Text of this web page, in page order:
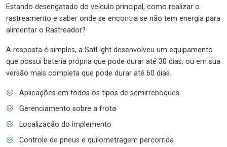
Estando desengatado do veículo principal, como realizar o
rastreamento e saber onde se encontra se não tem energia para
alimentar o Rastreador?
A resposta é simples, a SatLight desenvolveu um equipamento
que possui bateria própria que pode durar até 30 dias, ou em sua
versão mais completa que pode durar até 60 dias.
Aplicações em todos os tipos de semirreboques
Gerenciamento sobre a frota
Localização do implemento
Controle de pneus e quilometragem percorrida